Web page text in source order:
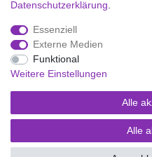
Widerrufs­recht
Daten­schutz­erklärung
Essenziell
Externe Medien
Funktional
Weitere Einstellungen
Alle
Alle